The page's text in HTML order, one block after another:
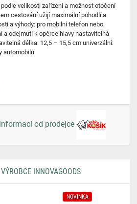
velikosti zařízení a možnost otočení
cestování užijí maximální pohodlí a
a výhody: pro mobilní telefon nebo
a odejmutí k opěrce hlavy nastavitelná
délka: 12,5 – 15,5 cm univerzální:
automobilů
od prodejce
INNOVAGOODS
NOVINKA